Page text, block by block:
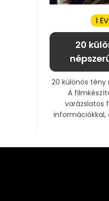
1
20
20 különös tény
A
varázslatos
információkkal,